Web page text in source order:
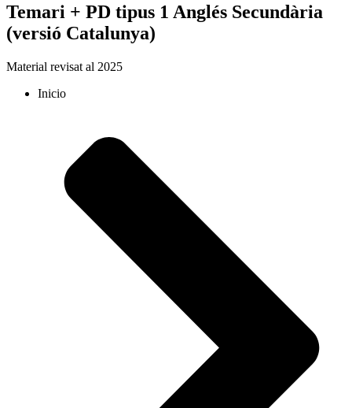
Temari + PD tipus 1 Anglés Secundària
(versió Catalunya)
Material revisat al 2025
Inicio